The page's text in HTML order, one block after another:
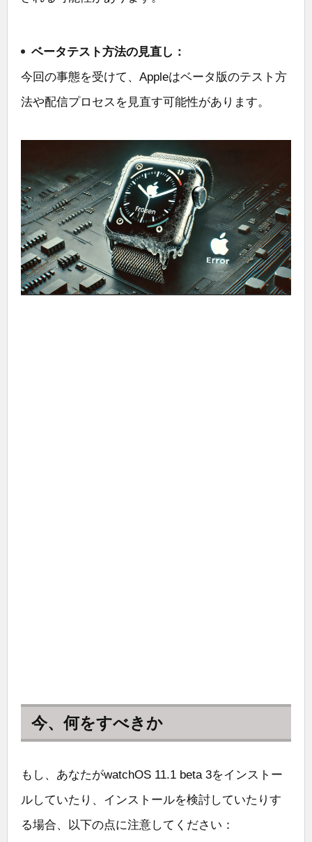
ベータテスト方法の見直し：
今回の事態を受けて、Appleはベータ版のテスト方
法や配信プロセスを見直す可能性があります。
今、何をすべきか
もし、あなたがwatchOS 11.1 beta 3をインストー
ルしていたり、インストールを検討していたりす
る場合、以下の点に注意してください：